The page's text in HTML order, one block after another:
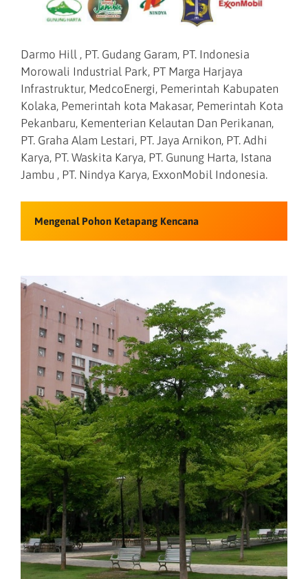
Darmo Hill , PT. Gudang Garam, PT. Indonesia
Morowali Industrial Park, PT Marga Harjaya
Infrastruktur, MedcoEnergi, Pemerintah Kabupaten
Kolaka, Pemerintah kota Makasar, Pemerintah Kota
Pekanbaru, Kementerian Kelautan Dan Perikanan,
PT. Graha Alam Lestari, PT. Jaya Arnikon, PT. Adhi
Karya, PT. Waskita Karya, PT. Gunung Harta, Istana
Jambu , PT. Nindya Karya, ExxonMobil Indonesia.
Mengenal Pohon Ketapang Kencana